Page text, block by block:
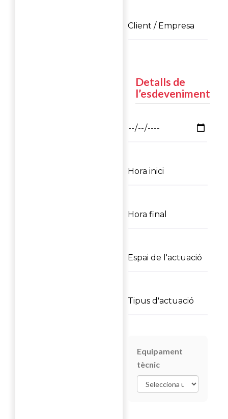
Detalls de
l’esdeveniment
Equipament
tècnic